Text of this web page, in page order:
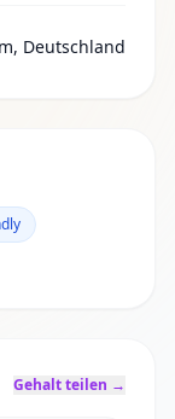
Deutschland
Gehalt teilen →